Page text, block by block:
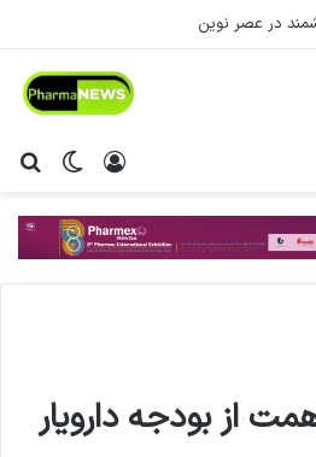
در عصر نوین
تغییر ورود